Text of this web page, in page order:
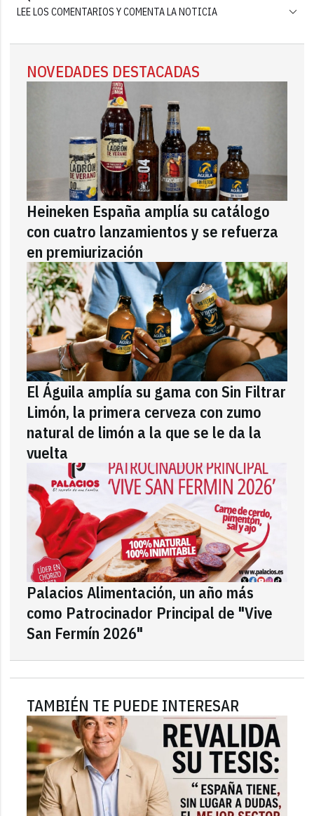
LEE LOS COMENTARIOS Y COMENTA LA NOTICIA
NOVEDADES DESTACADAS
Heineken España amplía su catálogo
con cuatro lanzamientos y se refuerza
en premiurización
El Águila amplía su gama con Sin Filtrar
Limón, la primera cerveza con zumo
natural de limón a la que se le da la
vuelta
Palacios Alimentación, un año más
como Patrocinador Principal de "Vive
San Fermín 2026"
TAMBIÉN TE PUEDE INTERESAR